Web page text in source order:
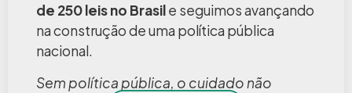
de 250 leis no Brasile seguimos avançando
na construção de uma política pública
nacional.
Sem política pública, o cuidado não